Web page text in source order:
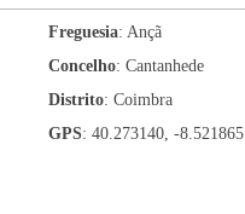
Freguesia: Ançã
Concelho: Cantanhede
Distrito: Coimbra
GPS: 40.273140, -8.521865